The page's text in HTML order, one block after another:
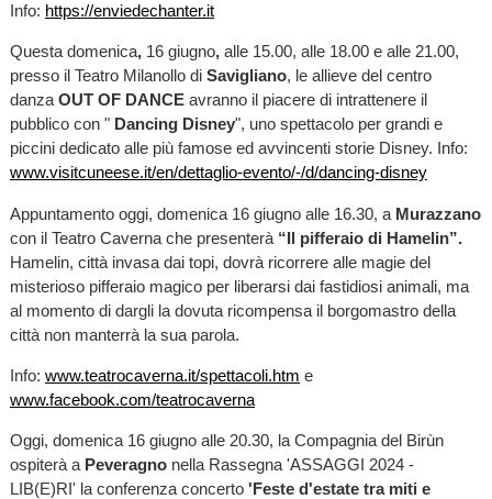
Info: https://enviedechanter.it
Questa domenica, 16 giugno,alle 15.00, alle 18.00 e alle 21.00,
presso il Teatro Milanollo di Savigliano, le allieve del centro
danza OUT OF DANCEavranno il piacere di intrattenere il
pubblico con " Dancing Disney", uno spettacolo per grandi e
piccini dedicato alle più famose ed avvincenti storie Disney. Info:
www.visitcuneese.it/en/dettaglio-evento/-/d/dancing-disney
Appuntamento oggi, domenica 16 giugno alle 16.30, a Murazzano
con il Teatro Caverna che presenterà “Il pifferaio di Hamelin”.
Hamelin, città invasa dai topi, dovrà ricorrere alle magie del
misterioso pifferaio magico per liberarsi dai fastidiosi animali, ma
al momento di dargli la dovuta ricompensa il borgomastro della
città non manterrà la sua parola.
Info: www.teatrocaverna.it/spettacoli.htm e
www.facebook.com/teatrocaverna
Oggi, domenica 16 giugno alle 20.30, la Compagnia del Birùn
ospiterà aPeveragnonella Rassegna 'ASSAGGI 2024 -
LIB(E)RI' la conferenza concerto'Feste d'estate tra miti e